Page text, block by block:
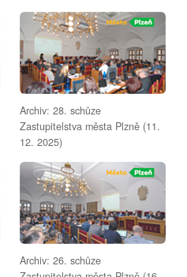
Archiv: 28. schůze
Zastupitelstva města Plzně (11.
12. 2025)
Archiv: 26. schůze